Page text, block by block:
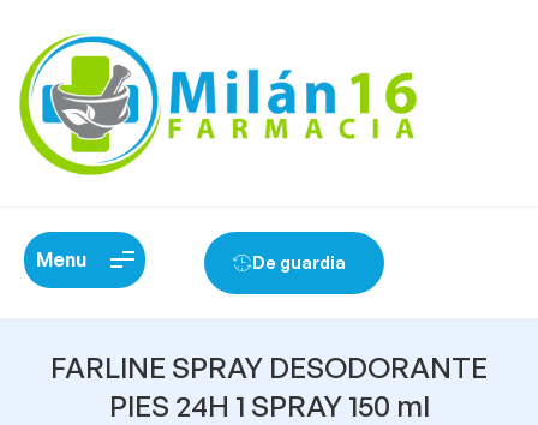
Menu De guardia
FARLINE SPRAY DESODORANTE
PIES 24H 1 SPRAY 150 ml